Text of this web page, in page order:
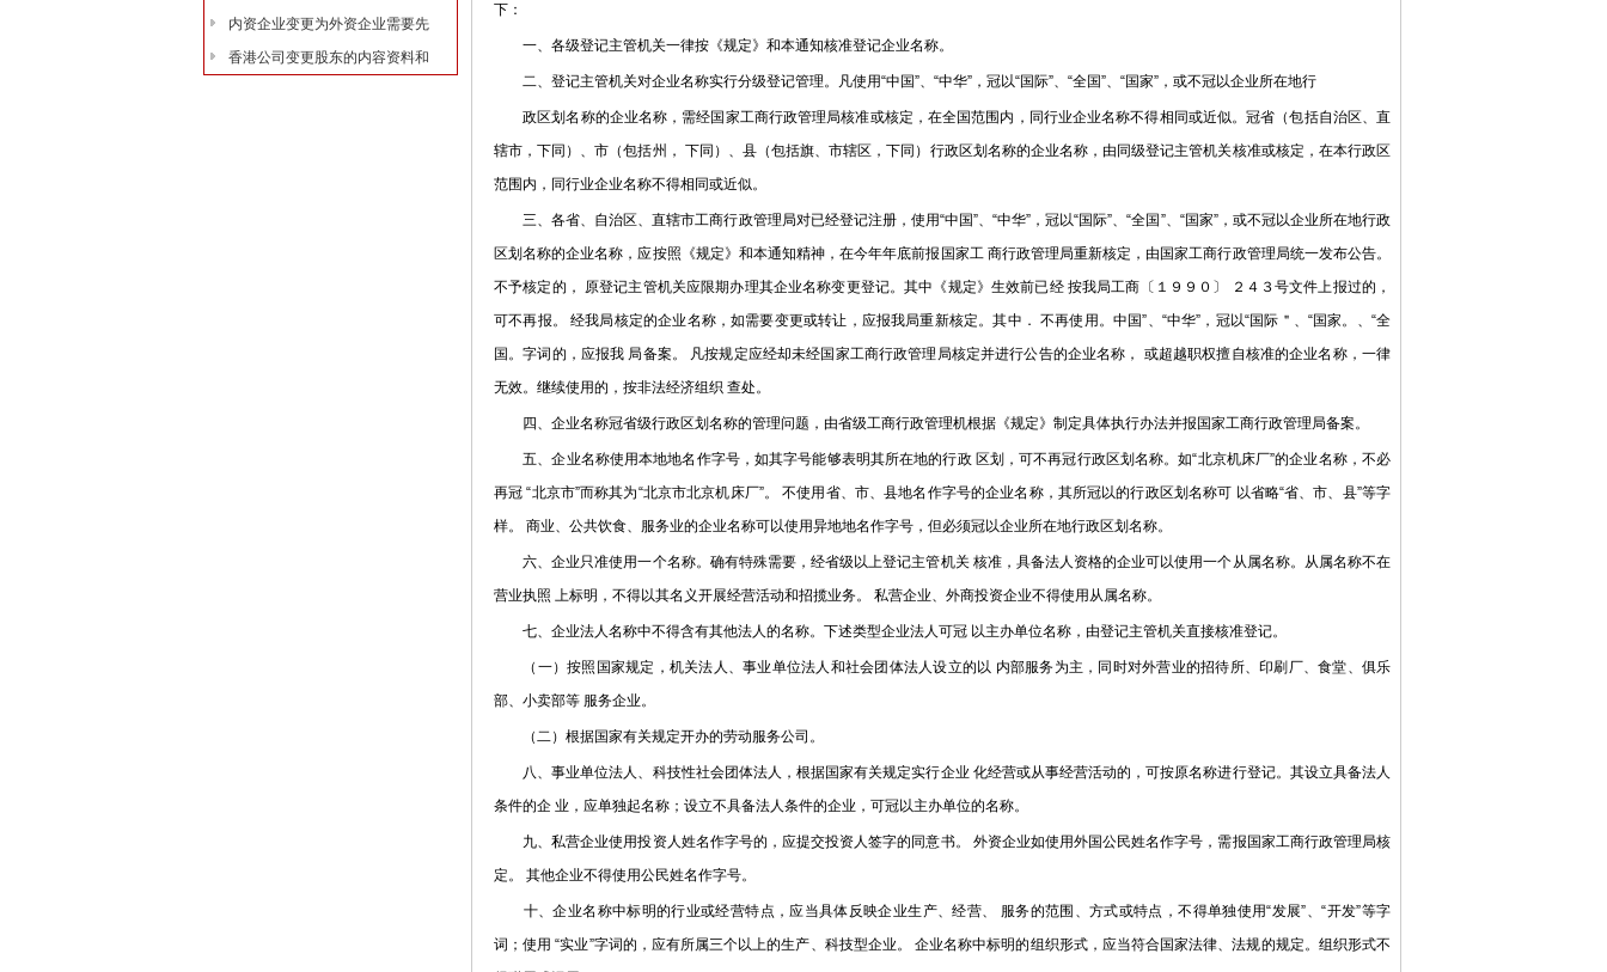
内资企业变更为外资企业需要先
香港公司变更股东的内容资料和
下：
一、各级登记主管机关一律按《规定》和本通知核准登记企业名称。
二、登记主管机关对企业名称实行分级登记管理。凡使用“中国”、“中华”，冠以“国际”、“全国”、“国家”，或不冠以企业所在地行
政区划名称的企业名称，需经国家工商行政管理局核准或核定，在全国范围内，同行业企业名称不得相同或近似。冠省（包括自治区、直
辖市，下同）、市（包括州， 下同）、县（包括旗、市辖区，下同）行政区划名称的企业名称，由同级登记主管机关核准或核定，在本行政区
范围内，同行业企业名称不得相同或近似。
三、各省、自治区、直辖市工商行政管理局对已经登记注册，使用“中国”、“中华”，冠以“国际”、“全国”、“国家”，或不冠以企业所在地行政
区划名称的企业名称，应按照《规定》和本通知精神，在今年年底前报国家工 商行政管理局重新核定，由国家工商行政管理局统一发布公告。
不予核定的， 原登记主管机关应限期办理其企业名称变更登记。其中《规定》生效前已经 按我局工商〔１９９０〕 ２４３号文件上报过的，
可不再报。 经我局核定的企业名称，如需要变更或转让，应报我局重新核定。其中． 不再使用。中国”、“中华”，冠以“国际＂、“国家。、“全
国。字词的，应报我 局备案。 凡按规定应经却未经国家工商行政管理局核定并进行公告的企业名称， 或超越职权擅自核准的企业名称，一律
无效。继续使用的，按非法经济组织 查处。
四、企业名称冠省级行政区划名称的管理问题，由省级工商行政管理机根据《规定》制定具体执行办法并报国家工商行政管理局备案。
五、企业名称使用本地地名作字号，如其字号能够表明其所在地的行政 区划，可不再冠行政区划名称。如“北京机床厂”的企业名称，不必
再冠 “北京市”而称其为“北京市北京机床厂”。 不使用省、市、县地名作字号的企业名称，其所冠以的行政区划名称可 以省略“省、市、县”等字
样。 商业、公共饮食、服务业的企业名称可以使用异地地名作字号，但必须冠以企业所在地行政区划名称。
六、企业只准使用一个名称。确有特殊需要，经省级以上登记主管机关 核准，具备法人资格的企业可以使用一个从属名称。从属名称不在
营业执照 上标明，不得以其名义开展经营活动和招揽业务。 私营企业、外商投资企业不得使用从属名称。
七、企业法人名称中不得含有其他法人的名称。下述类型企业法人可冠 以主办单位名称，由登记主管机关直接核准登记。
（一）按照国家规定，机关法人、事业单位法人和社会团体法人设立的以 内部服务为主，同时对外营业的招待所、印刷厂、食堂、俱乐
部、小卖部等 服务企业。
（二）根据国家有关规定开办的劳动服务公司。
八、事业单位法人、科技性社会团体法人，根据国家有关规定实行企业 化经营或从事经营活动的，可按原名称进行登记。其设立具备法人
条件的企 业，应单独起名称；设立不具备法人条件的企业，可冠以主办单位的名称。
九、私营企业使用投资人姓名作字号的，应提交投资人签字的同意书。 外资企业如使用外国公民姓名作字号，需报国家工商行政管理局核
定。 其他企业不得使用公民姓名作字号。
十、企业名称中标明的行业或经营特点，应当具体反映企业生产、经营、 服务的范围、方式或特点，不得单独使用“发展”、“开发”等字
词；使用 “实业”字词的，应有所属三个以上的生产、科技型企业。 企业名称中标明的组织形式，应当符合国家法律、法规的规定。组织形式不